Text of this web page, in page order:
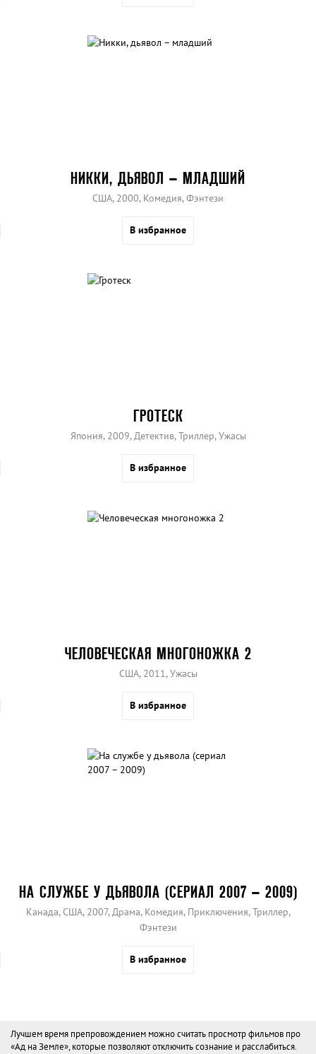
НИККИ, ДЬЯВОЛ – МЛАДШИЙ
США, 2000, Комедия, Фэнтези
В избранное
ГРОТЕСК
Япония, 2009, Детектив, Триллер, Ужасы
В избранное
ЧЕЛОВЕЧЕСКАЯ МНОГОНОЖКА 2
США, 2011, Ужасы
В избранное
НА СЛУЖБЕ У ДЬЯВОЛА (СЕРИАЛ 2007 – 2009)
Канада, США, 2007, Драма, Комедия, Приключения, Триллер,
Фэнтези
В избранное
Лучшем время препровождением можно считать просмотр фильмов про
«Ад на Земле», которые позволяют отключить сознание и расслабиться.